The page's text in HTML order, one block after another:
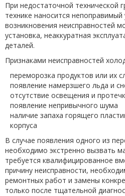
При недостаточной технической
технике наносится
возникновения неисправностей
установка, неаккуратная
деталей.
Признаками неисправностей
переморозка продуктов или их
появление намерзшего льда и
отсутствие освещения и
появление непривычного шума
наличие запаха горящего
корпуса
В случае появления одного из
необходимо экстренно вызвать
требуется квалифицированное
причину неисправности,
ремонтных работ и замены
только после тщательной